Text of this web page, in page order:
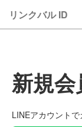
リンクバル ID
新規
LINEアカウント